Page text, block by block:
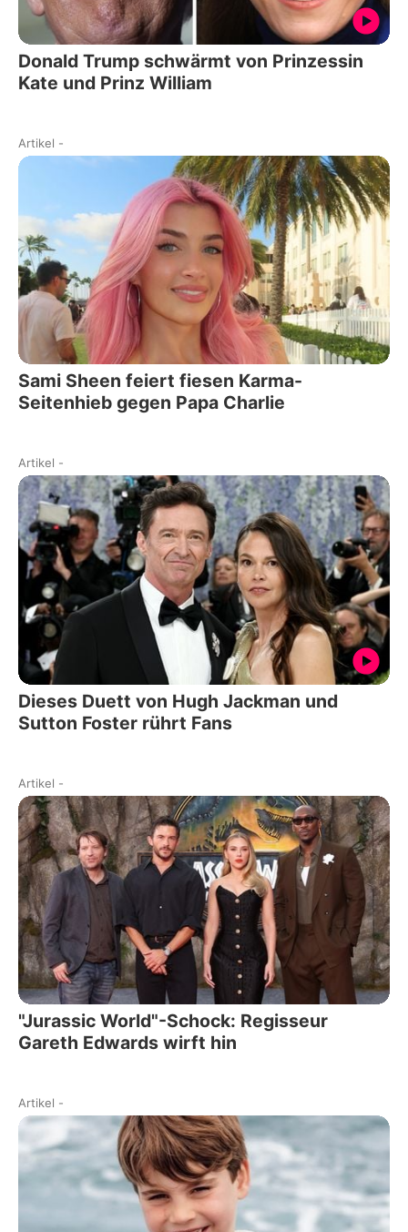
Donald Trump schwärmt von Prinzessin
Kate und Prinz William
Artikel -
Sami Sheen feiert fiesen Karma-
Seitenhieb gegen Papa Charlie
Artikel -
Dieses Duett von Hugh Jackman und
Sutton Foster rührt Fans
Artikel -
"Jurassic World"-Schock: Regisseur
Gareth Edwards wirft hin
Artikel -